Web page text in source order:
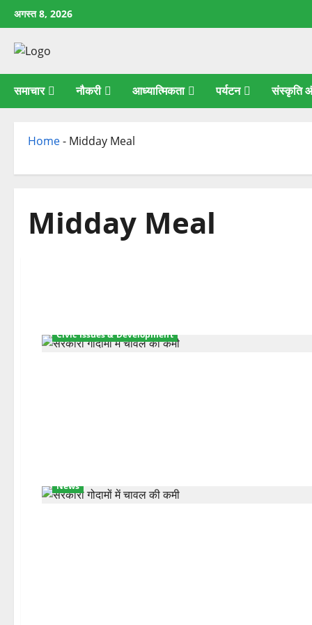
छोड़कर
सामग्री
अगस्त 8, 2026
समाचार नौकरी आध्यात्मिकता पर्यटन संस्कृति
Home- Midday Meal
Midday Meal
Civic Issues & Development
News